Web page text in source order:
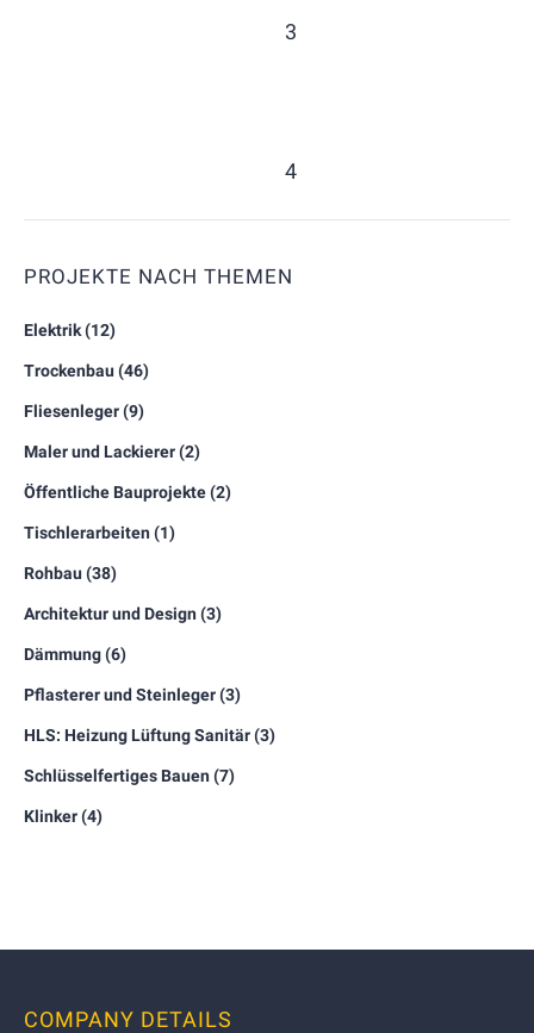
3
4
PROJEKTE NACH THEMEN
Elektrik(12)
Trockenbau(46)
Fliesenleger(9)
Maler und Lackierer(2)
Öffentliche Bauprojekte(2)
Tischlerarbeiten(1)
Rohbau(38)
Architektur und Design(3)
Dämmung(6)
Pflasterer und Steinleger(3)
HLS: Heizung Lüftung Sanitär(3)
Schlüsselfertiges Bauen(7)
Klinker(4)
COMPANY DETAILS